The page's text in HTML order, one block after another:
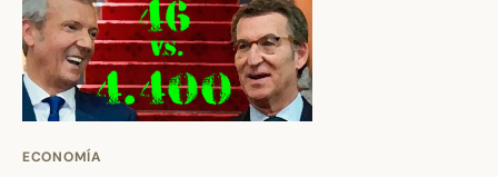
ECONOMÍA